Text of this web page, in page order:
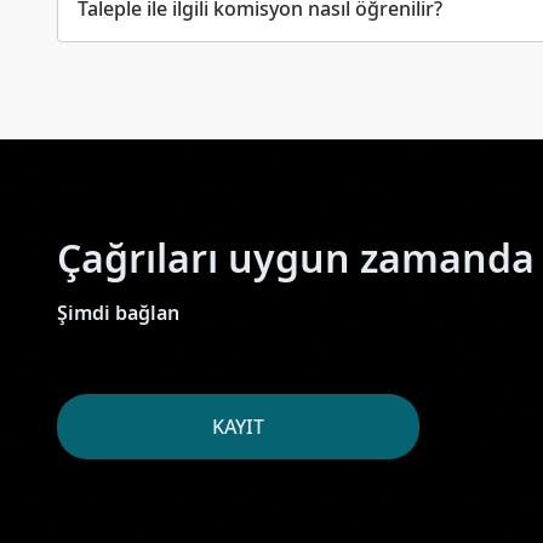
Taleple ile ilgili komisyon nasıl öğrenilir?
Çağrıları uygun
Şimdi bağlan
KAYIT